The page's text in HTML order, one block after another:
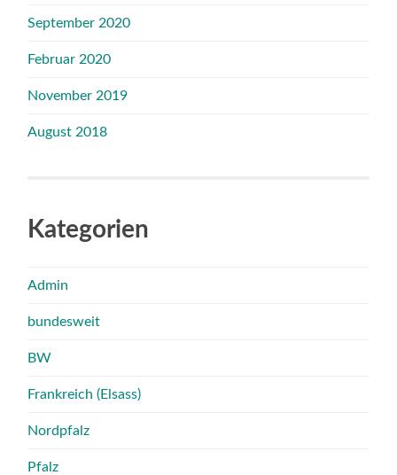
September 2020
Februar 2020
November 2019
August 2018
Kategorien
Admin
bundesweit
BW
Frankreich (Elsass)
Nordpfalz
Pfalz